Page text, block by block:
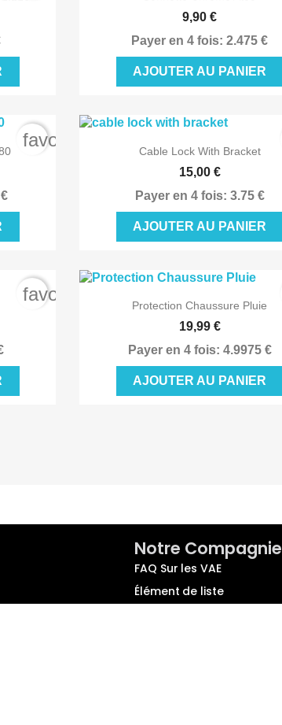
9,90 €
Payer en 4 fois: 2.475 €
AJOUTER AU PANIER
favorite_border  Aperçu rapide
Cable Lock With Bracket
15,00 €
Payer en 4 fois: 3.75 €
AJOUTER AU PANIER
favorite_border  Aperçu rapide
Protection Chaussure Pluie
19,99 €
Payer en 4 fois: 4.9975 €
AJOUTER AU PANIER
Notre Compagnie
FAQ Sur les VAE
Élément de liste